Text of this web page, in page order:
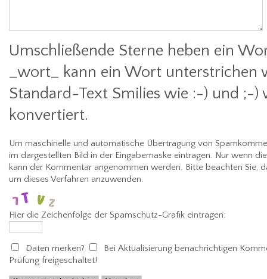
Umschließende Sterne heben ein
_wort_ kann ein Wort unterstrichen
Standard-Text Smilies wie :-) und ;-)
konvertiert.
Um maschinelle und automatische Übertragung von
im dargestellten Bild in der Eingabemaske eintragen. Nur wenn
kann der Kommentar angenommen werden. Bitte beachten Sie,
um dieses Verfahren anzuwenden.
Hier die Zeichenfolge der Spamschutz-Grafik eintragen:
Daten merken? Bei Aktualisierung benachrichtigen
Prüfung freigeschaltet!